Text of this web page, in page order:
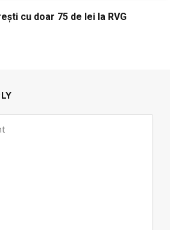
cu doar 75 de lei la RVG